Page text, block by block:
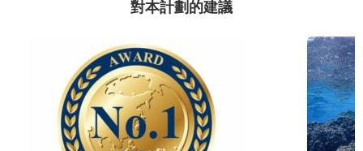
對本計劃的建議